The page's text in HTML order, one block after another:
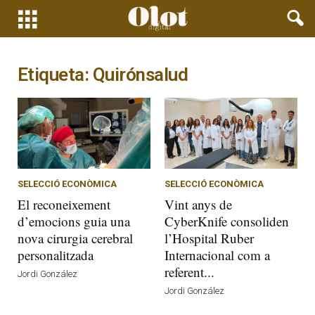
Etiqueta: Quirónsalud
SELECCIÓ ECONÒMICA
El reconeixement
d’emocions guia una
nova cirurgia cerebral
personalitzada
Jordi González
SELECCIÓ ECONÒMICA
Vint anys de
CyberKnife consoliden
l’Hospital Ruber
Internacional com a
referent...
Jordi González